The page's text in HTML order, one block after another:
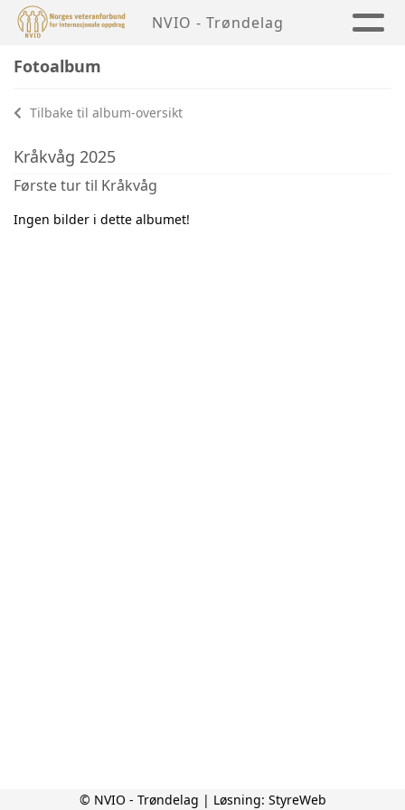
NVIO - Trøndelag
Fotoalbum
Tilbake til album-oversikt
Kråkvåg 2025
Første tur til Kråkvåg
Ingen bilder i dette albumet!
© NVIO - Trøndelag | Løsning: StyreWeb